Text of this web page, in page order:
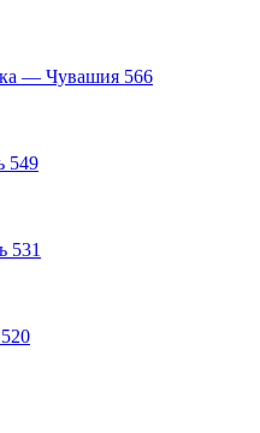
— Чувашия 566
549
531
520